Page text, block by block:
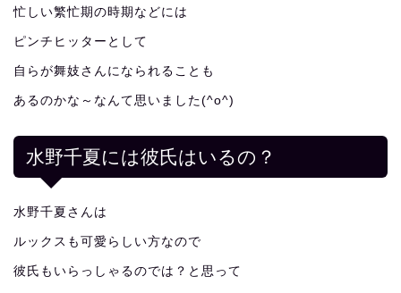
忙しい繁忙期の時期などには
ピンチヒッターとして
自らが舞妓さんになられることも
あるのかな～なんて思いました(^o^)
水野千夏には彼氏はいるの？
水野千夏さんは
ルックスも可愛らしい方なので
彼氏もいらっしゃるのでは？と思って